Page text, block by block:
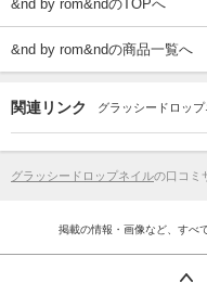
&nd by rom&ndのTOPへ
&nd by rom&ndの商品一覧へ
関連リンク グラッシードロッ
グラッシードロップネイルの口コミ
掲載の情報・画像など、すべ